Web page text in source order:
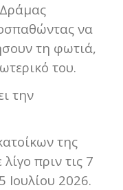
να
τη φωτιά,
του.
την
της
πριν τις 7
Ιουλίου 2026.